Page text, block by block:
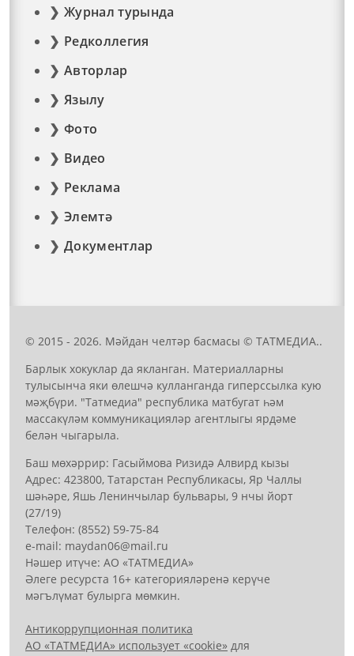
Журнал турында
Редколлегия
Авторлар
Язылу
Фото
Видео
Реклама
Элемтә
Документлар
© 2015 - 2026. Мәйдан челтәр басмасы © ТАТМЕДИА..
Барлык хокуклар да якланган. Материалларны
тулысынча яки өлешчә кулланганда гиперссылка кую
мәҗбүри. "Татмедиа" республика матбугат һәм
массакүләм коммуникацияләр агентлыгы ярдәме
белән чыгарыла.
Баш мөхәррир: Гасыймова Ризидә Алвирд кызы
Адрес: 423800, Татарстан Республикасы, Яр Чаллы
шәһәре, Яшь Ленинчылар бульвары, 9 нчы йорт
(27/19)
Телефон: (8552) 59-75-84
е-mail: mауdаn06@mail.гu
Нәшер итүче: АО «ТАТМЕДИА»
Әлеге ресурста 16+ категорияләренә керүче
мәгълүмат булырга мөмкин.
Антикоррупционная политика
АО «ТАТМЕДИА» использует «cookie» для